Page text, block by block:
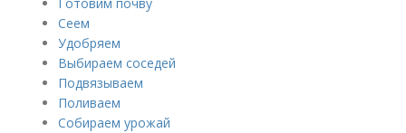
Сеем
Удобряем
Выбираем соседей
Подвязываем
Поливаем
Собираем урожай